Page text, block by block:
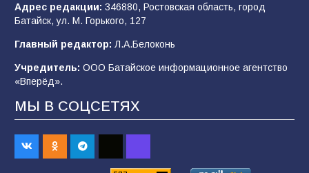
В Батайске продолжаются дорожные работы
98 04.08.2026
Будет ли мобилизация в России в 2026 году
после выборов: в Госдуме дали ответ
91 06.08.2026
Адрес редакции: 346880, Ростовская область, город
Батайск, ул. М. Горького, 127
Главный редактор: Л.А.Белоконь
Учредитель: ООО Батайское информационное агентство
«Вперёд».
МЫ В СОЦСЕТЯХ